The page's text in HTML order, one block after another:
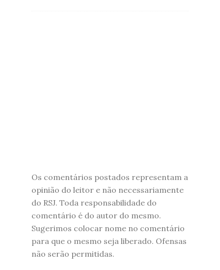
Os comentários postados representam a
opinião do leitor e não necessariamente
do RSJ. Toda responsabilidade do
comentário é do autor do mesmo.
Sugerimos colocar nome no comentário
para que o mesmo seja liberado. Ofensas
não serão permitidas.